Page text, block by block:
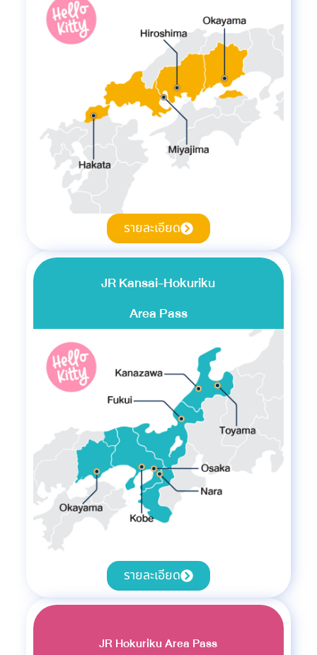
รายละเอียด
JR Kansai-Hokuriku
Area Pass
รายละเอียด
JR Hokuriku Area Pass